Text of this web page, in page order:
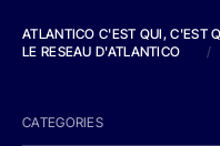
ATLANTICO C'EST QUI, C'EST
LE RESEAU D'ATLANTICO
/
CATEGORIES